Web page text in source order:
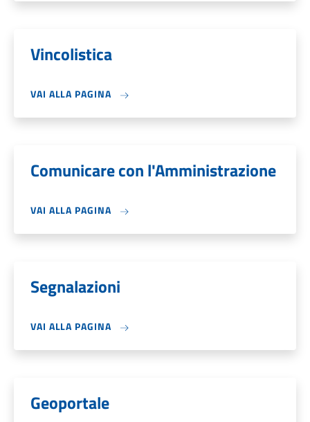
Vincolistica
VAI ALLA PAGINA
Comunicare con l'Amministrazione
VAI ALLA PAGINA
Segnalazioni
VAI ALLA PAGINA
Geoportale